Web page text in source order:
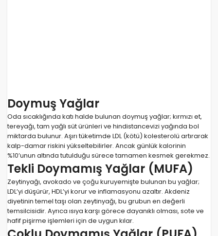
Doymuş Yağlar
Oda sıcaklığında katı halde bulunan doymuş yağlar; kırmızı et,
tereyağı, tam yağlı süt ürünleri ve hindistancevizi yağında bol
miktarda bulunur. Aşırı tüketimde LDL (kötü) kolesterolü artırarak
kalp-damar riskini yükseltebilirler. Ancak günlük kalorinin
%10’unun altında tutulduğu sürece tamamen kesmek gerekmez.
Tekli Doymamış Yağlar (MUFA)
Zeytinyağı, avokado ve çoğu kuruyemişte bulunan bu yağlar;
LDL’yi düşürür, HDL’yi korur ve inflamasyonu azaltır. Akdeniz
diyetinin temel taşı olan zeytinyağı, bu grubun en değerli
temsilcisidir. Ayrıca ısıya karşı görece dayanıklı olması, sote ve
hafif pişirme işlemleri için de uygun kılar.